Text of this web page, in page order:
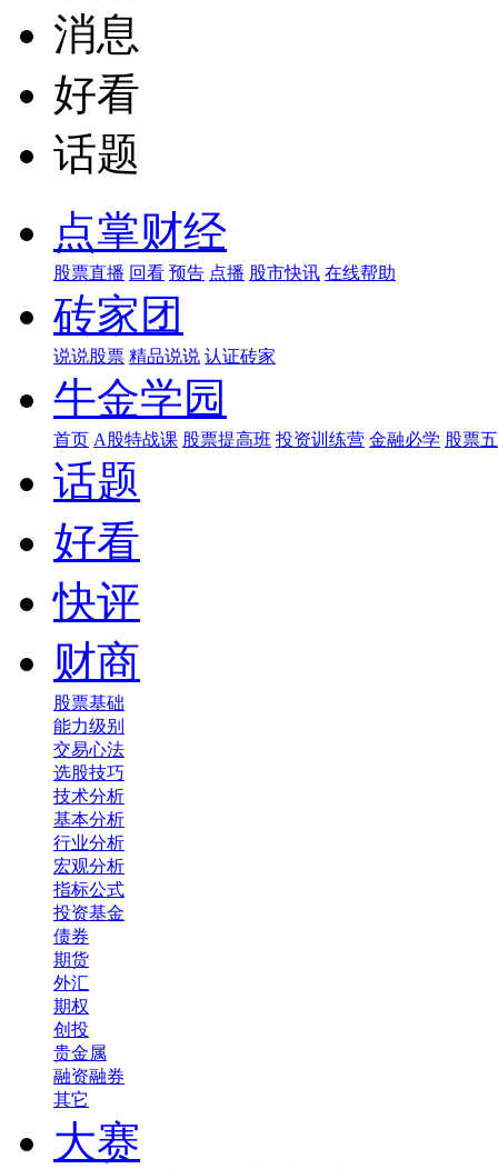
消息
好看
话题
点掌财经
股票直播 回看 预告 点播 股市快讯 在线帮助
砖家团
说说股票 精品说说 认证砖家
牛金学园
首页 A股特战课 股票提高班 投资训练营 金融必学 股票
话题
好看
快评
财商
股票基础
能力级别
交易心法
选股技巧
技术分析
基本分析
行业分析
宏观分析
指标公式
投资基金
债券
期货
外汇
期权
创投
贵金属
融资融券
其它
大赛